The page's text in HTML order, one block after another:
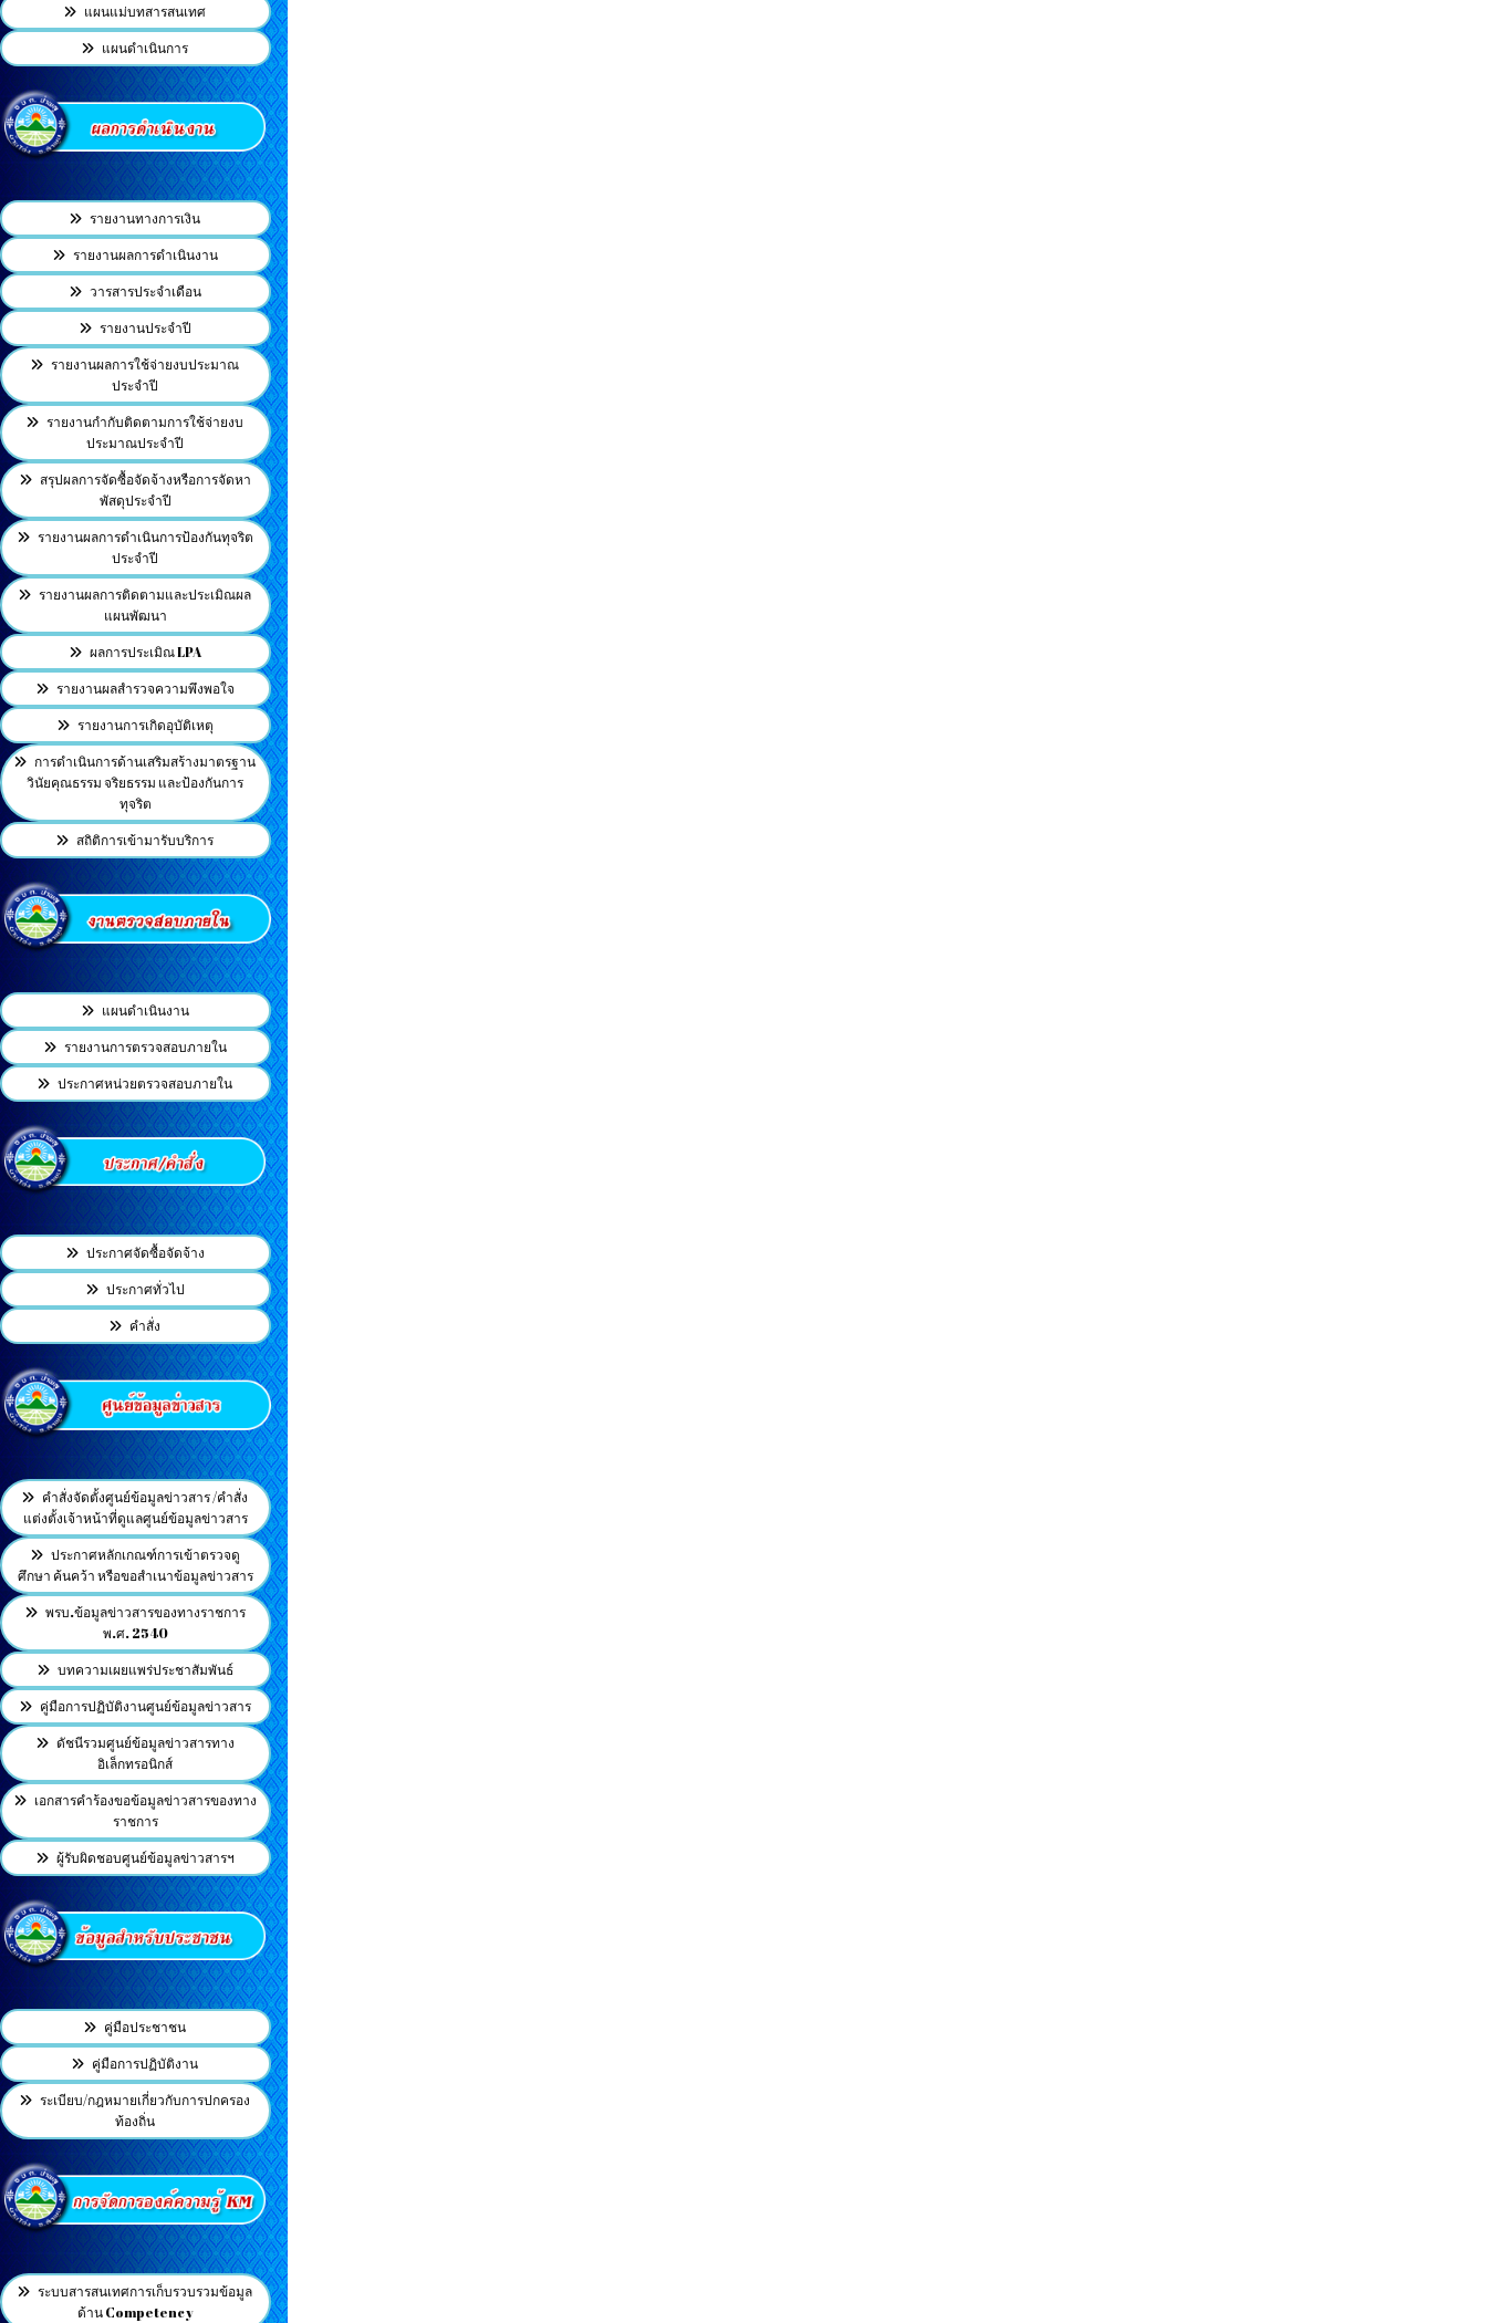
แผนแม่บทสารสนเทศ
แผนดำเนินการ
รายงานทางการเงิน
รายงานผลการดำเนินงาน
วารสารประจำเดือน
รายงานประจำปี
รายงานผลการใช้จ่ายงบประมาณ
ประจำปี
รายงานกำกับติดตามการใช้จ่ายงบ
ประมาณประจำปี
สรุปผลการจัดซื้อจัดจ้างหรือการจัดหา
พัสดุประจำปี
รายงานผลการดำเนินการป้องกันทุจริต
ประจำปี
รายงานผลการติดตามและประเมิณผล
แผนพัฒนา
ผลการประเมิณ LPA
รายงานผลสำรวจความพึงพอใจ
รายงานการเกิดอุบัติเหตุ
การดำเนินการด้านเสริมสร้างมาตรฐาน
วินัยคุณธรรม จริยธรรม และป้องกันการ
ทุจริต
สถิติการเข้ามารับบริการ
แผนดำเนินงาน
รายงานการตรวจสอบภายใน
ประกาศหน่วยตรวจสอบภายใน
ประกาศจัดซื้อจัดจ้าง
ประกาศทั่วไป
คำสั่ง
คำสั่งจัดตั้งศูนย์ข้อมูลข่าวสาร /คำสั่ง
แต่งตั้งเจ้าหน้าที่ดูแลศูนย์ข้อมูลข่าวสาร
ประกาศหลักเกณฑ์การเข้าตรวจดู
ศึกษา ค้นคว้า หรือขอสำเนาข้อมูลข่าวสาร
พรบ.ข้อมูลข่าวสารของทางราชการ
พ.ศ. 2540
บทความเผยแพร่ประชาสัมพันธ์
คู่มือการปฏิบัติงานศูนย์ข้อมูลข่าวสาร
ดัชนีรวมศูนย์ข้อมูลข่าวสารทาง
อิเล็กทรอนิกส์
เอกสารคำร้องขอข้อมูลข่าวสารของทาง
ราชการ
ผู้รับผิดชอบศูนย์ข้อมูลข่าวสารฯ
คู่มือประชาชน
คู่มือการปฏิบัติงาน
ระเบียบ/กฎหมายเกี่ยวกับการปกครอง
ท้องถิ่น
ระบบสารสนเทศการเก็บรวบรวมข้อมูล
ด้าน Competency